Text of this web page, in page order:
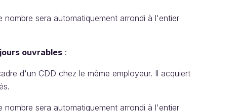
sera automatiquement arrondi à l'entier
ouvrables :
d'un CDD chez le même employeur. Il acquiert
sera automatiquement arrondi à l'entier